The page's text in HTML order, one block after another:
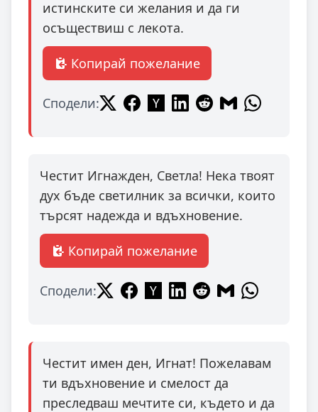
истинските си желания и да ги
осъществиш с лекота.
Копирай пожелание
Сподели:
Честит Игнажден, Светла! Нека твоят
дух бъде светилник за всички, които
търсят надежда и вдъхновение.
Копирай пожелание
Сподели:
Честит имен ден, Игнат! Пожелавам
ти вдъхновение и смелост да
преследваш мечтите си, където и да